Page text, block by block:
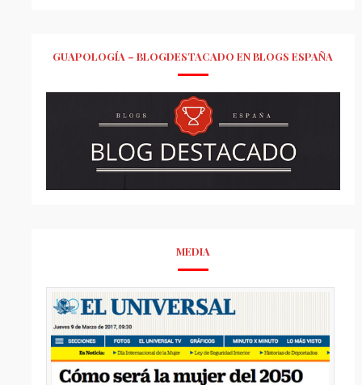
GUAPOLOGÍA – BLOGDESTACADO EN BLOGS ESPAÑA
MEDIA